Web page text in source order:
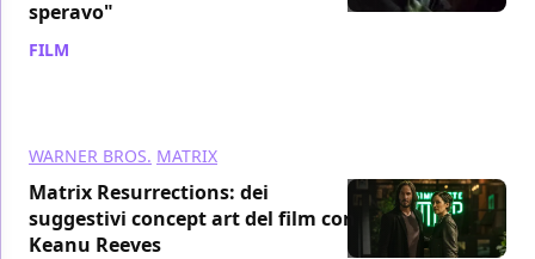
speravo"
FILM
WARNER BROS. MATRIX
Matrix Resurrections: dei
suggestivi concept art del film con
Keanu Reeves